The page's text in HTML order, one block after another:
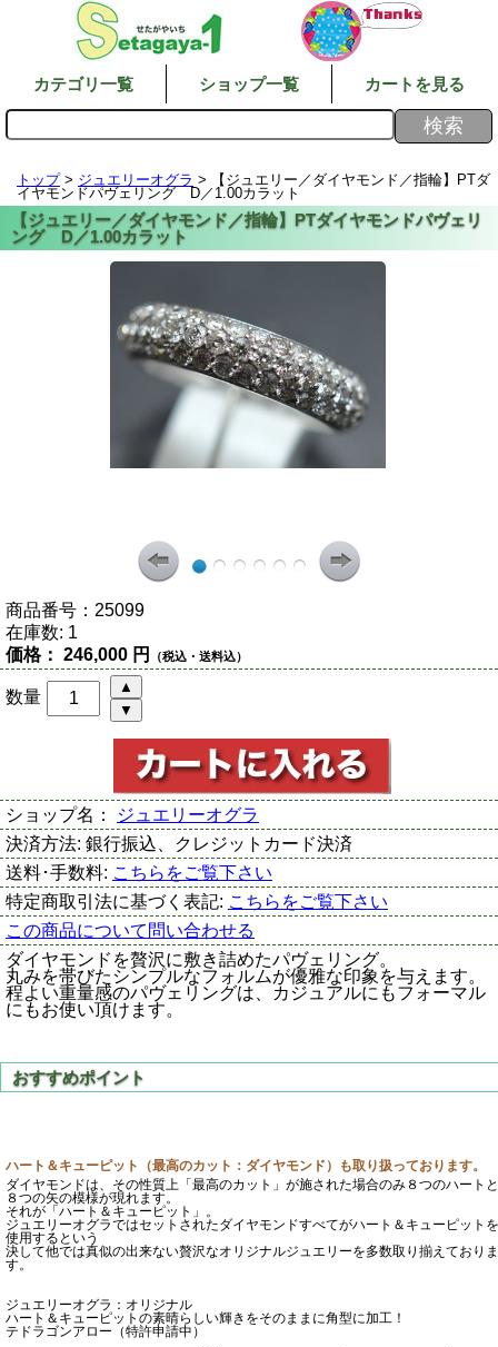
カテゴリ一覧 ショップ一覧 カートを見る
トップ> ジュエリーオグラ > 【ジュエリー／ダイヤモンド／指輪】PTダ
イヤモンドパヴェリング D／1.00カラット
商品番号： 25099
在庫数: 1
価格： 246,000 円 （税込・送料込）
数量
ショップ名：
ジュエリーオグラ
決済方法: 銀行振込、クレジットカード決済
送料･手数料: こちらをご覧下さい
特定商取引法に基づく表記: こちらをご覧下さい
この商品について問い合わせる
ダイヤモンドを贅沢に敷き詰めたパヴェリング。
丸みを帯びたシンプルなフォルムが優雅な印象を与えます。
程よい重量感のパヴェリングは、カジュアルにもフォーマル
にもお使い頂けます。
ハート＆キューピット（最高のカット：ダイヤモンド）も取り扱っております。
ダイヤモンドは、その性質上「最高のカット」が施された場合のみ８つのハートと
８つの矢の模様が現れます。
それが「ハート＆キューピット」。
ジュエリーオグラではセットされたダイヤモンドすべてがハート＆キューピットを
使用するという
決して他では真似の出来ない贅沢なオリジナルジュエリーを多数取り揃えておりま
す。
ジュエリーオグラ：オリジナル
ハート＆キューピットの素晴らしい輝きをそのままに角型に加工！
テドラゴンアロー（特許申請中）